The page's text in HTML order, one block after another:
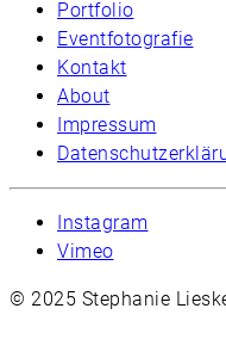
Portfolio
Eventfotografie
Kontakt
About
Impressum
Instagram
Vimeo
© 2025 Stephanie